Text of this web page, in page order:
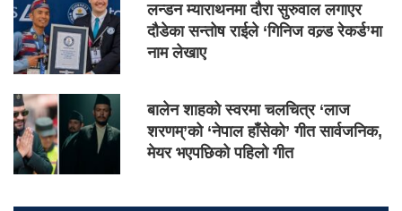
लन्डन म्याराथनमा दौरा सुरुवाल लगाएर
दौडेका सन्तोष राईले ‘गिनिज वल्र्ड रेकर्ड’मा
नाम लेखाए
बालेन शाहको स्वरमा चलचित्र ‘लाज
शरणम्’को ‘नेपाल हाँसेको’ गीत सार्वजनिक,
मेयर भएपछिको पहिलो गीत